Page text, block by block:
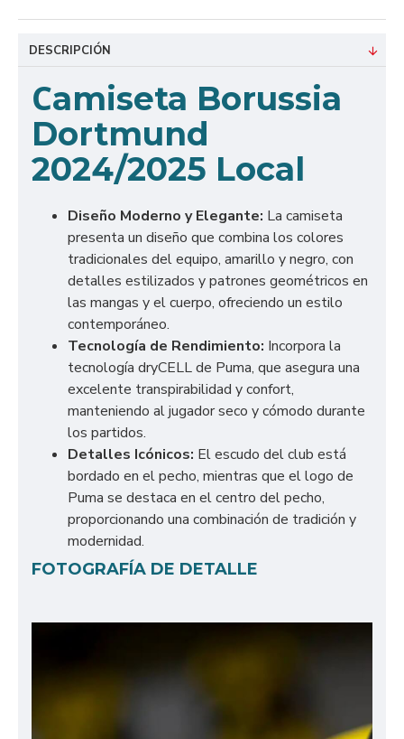
DESCRIPCIÓN
Camiseta Borussia
Dortmund
2024/2025 Local
Diseño Moderno y Elegante: La camiseta
presenta un diseño que combina los colores
tradicionales del equipo, amarillo y negro, con
detalles estilizados y patrones geométricos en
las mangas y el cuerpo, ofreciendo un estilo
contemporáneo.
Tecnología de Rendimiento: Incorpora la
tecnología dryCELL de Puma, que asegura una
excelente transpirabilidad y confort,
manteniendo al jugador seco y cómodo durante
los partidos.
Detalles Icónicos: El escudo del club está
bordado en el pecho, mientras que el logo de
Puma se destaca en el centro del pecho,
proporcionando una combinación de tradición y
modernidad.
FOTOGRAFÍA DE DETALLE